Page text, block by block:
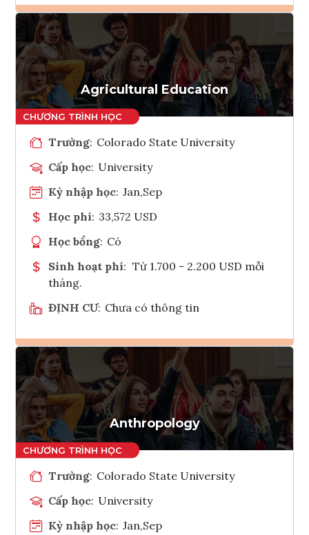
Ghi danh
Tham vấn Interlink
Agricultural Education
Trường: Colorado State University
Cấp học: University
Kỳ nhập học: Jan,Sep
Học phí: 33,572 USD
Học bổng: Có
Sinh hoạt phí: Từ 1.700 - 2.200 USD mỗi
tháng.
ĐỊNH CƯ: Chưa có thông tin
Ghi danh
Tham vấn Interlink
Anthropology
Trường: Colorado State University
Cấp học: University
Kỳ nhập học: Jan,Sep